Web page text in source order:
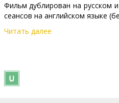
Фильм дублирован на русском
сеансов на английском языке
В ролях:
Dinklage
Читать далее